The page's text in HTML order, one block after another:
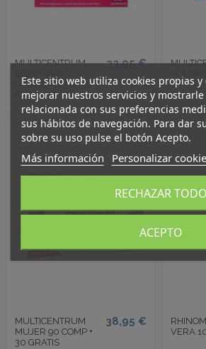
MULTICENTRUM
VITALIDAD 50+ 30
FRASCOS
33,95 €
MULTICENTRUM
MUJER 90 COMP +
30 GRATIS
38,95 €
VERA
Este sitio web utiliza cookies propias
mejorar nuestros servicios y
relacionada con sus preferencias
sus hábitos de navegación. Para dar
sobre su uso pulse el botón Acepto.
Más información Personalizar
RECHAZAR TODO
ACEPTO